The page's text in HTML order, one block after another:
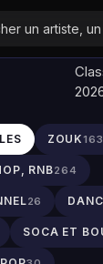
ZOUK163
RNB264
26
SOCA ET